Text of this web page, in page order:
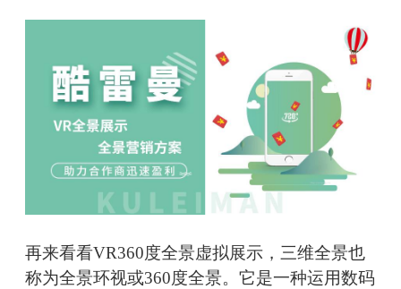
再来看看VR360度全景虚拟展示，三维全景也
称为全景环视或360度全景。它是一种运用数码